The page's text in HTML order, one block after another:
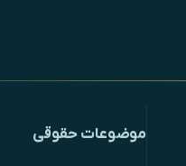
موضوعات حقوقی